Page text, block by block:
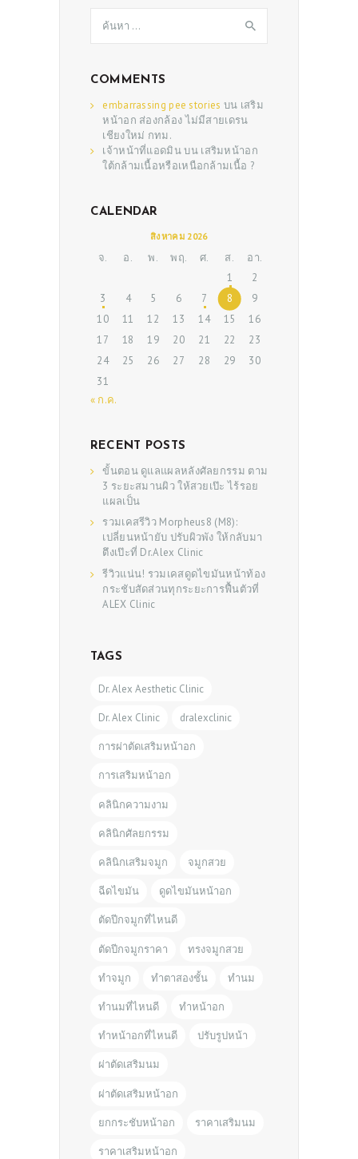
BEAUTY TIPS
PATIENT REVIEWS
PRE & POST CAUTIONS
CONSULT & RESERVATION
สำหรับ:
COMMENTS
embarrassing pee stories บน เสริม
หน้าอก ส่องกล้อง ไม่มีสายเดรน
เชียงใหม่ กทม.
เจ้าหน้าที่แอดมินบน เสริมหน้าอก
ใต้กล้ามเนื้อหรือเหนือกล้ามเนื้อ ?
CALENDAR
สิงหาคม 2026
จ. อ. พ. พฤ. ศ. ส. อา.
1
2
3
4 5 6 7 8
9
10
11 12 13 14 15
16
17
18 19 20 21 22
23
24
25 26 27 28 29
30
31
« ก.ค.
RECENT POSTS
ขั้นตอน ดูแลแผลหลังศัลยกรรม ตาม
3 ระยะสมานผิว ให้สวยเป๊ะ ไร้รอย
แผลเป็น
รวมเคสรีวิว Morpheus8 (M8):
เปลี่ยนหน้ายับ ปรับผิวพัง ให้กลับมา
ตึงเป๊ะที่ Dr.Alex Clinic
รีวิวแน่น! รวมเคสดูดไขมันหน้าท้อง
กระชับสัดส่วนทุกระยะการฟื้นตัวที่
ALEX Clinic
TAGS
Dr. Alex Aesthetic Clinic
Dr. Alex Clinic dralexclinic
การผ่าตัดเสริมหน้าอก
การเสริมหน้าอก
คลินิกความงาม
คลินิกศัลยกรรม
คลินิกเสริมจมูก จมูกสวย
ฉีดไขมัน ดูดไขมันหน้าอก
ตัดปีกจมูกที่ไหนดี
ตัดปีกจมูกราคา ทรงจมูกสวย
ทำจมูก ทำตาสองชั้น ทำนม
ทำนมที่ไหนดี ทำหน้าอก
ทำหน้าอกที่ไหนดี ปรับรูปหน้า
ผ่าตัดเสริมนม
ผ่าตัดเสริมหน้าอก
ยกกระชับหน้าอก ราคาเสริมนม
ราคาเสริมหน้าอก